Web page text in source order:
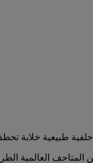
طبيعية خلابة
من التجارب الثقافية، بدءا من